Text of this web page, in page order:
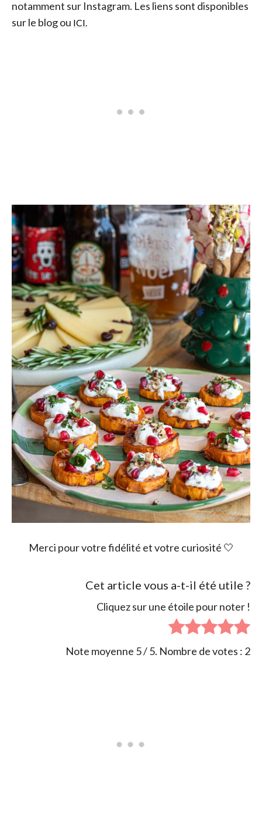
notamment sur Instagram. Les liens sont disponibles
sur le blog ou ICI.
Merci pour votre fidélité et votre curiosité 🤍
Cet article vous a-t-il été utile ?
Cliquez sur une étoile pour noter !
Note moyenne 5/ 5. Nombre de votes : 2